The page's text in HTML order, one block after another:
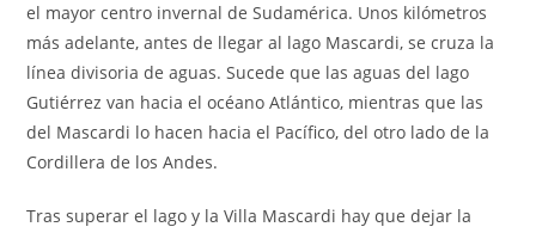
el mayor centro invernal de Sudamérica. Unos kilómetros
más adelante, antes de llegar al lago Mascardi, se cruza la
línea divisoria de aguas. Sucede que las aguas del lago
Gutiérrez van hacia el océano Atlántico, mientras que las
del Mascardi lo hacen hacia el Pacífico, del otro lado de la
Cordillera de los Andes.
Tras superar el lago y la Villa Mascardi hay que dejar la